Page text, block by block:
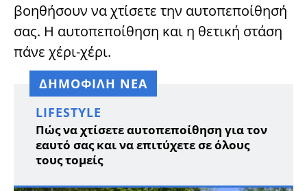
βοηθήσουν να χτίσετε την αυτοπεποίθησή
σας. Η αυτοπεποίθηση και η θετική στάση
πάνε χέρι-χέρι.
ΔΗΜΟΦΙΛΗ ΝΕΑ
LIFESTYLE
Πώς να χτίσετε αυτοπεποίθηση για τον
εαυτό σας και να επιτύχετε σε όλους
τους τομείς